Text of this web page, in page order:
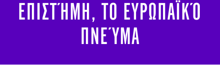
ΕΠΙΣΤΉΜΗ, ΤΟ ΕΥΡΩΠΑΪΚΌ
ΠΝΕΎΜΑ